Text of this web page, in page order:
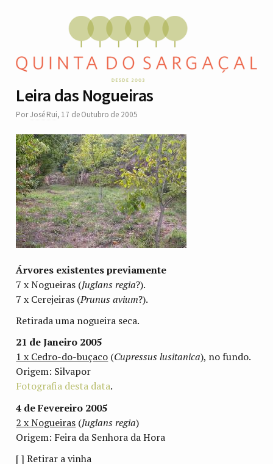
Leira das Nogueiras
PorJosé Rui, 17 de Outubro de 2005
Árvores existentes previamente
7 x Nogueiras (Juglans regia?).
7 x Cerejeiras (Prunus avium?).
Retirada uma nogueira seca.
21 de Janeiro 2005
1 x Cedro-do-buçaco (Cupressus lusitanica), no fundo.
Origem: Silvapor
Fotografia desta data.
4 de Fevereiro 2005
2 x Nogueiras (Juglans regia)
Origem: Feira da Senhora da Hora
[ ] Retirar a vinha